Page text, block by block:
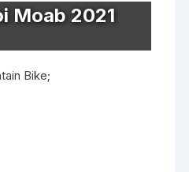
Moab 2021
Bike;